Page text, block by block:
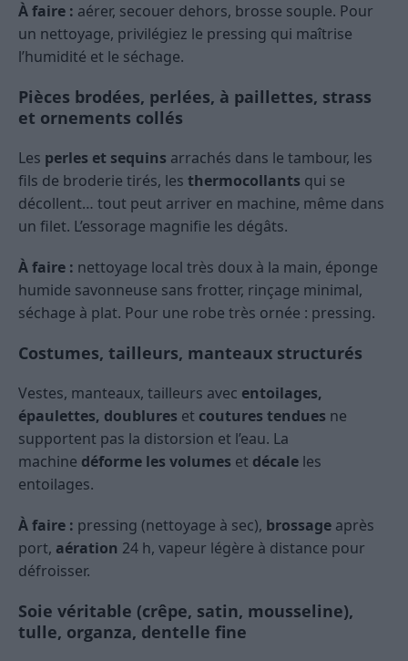
À faire : aérer, secouer dehors, brosse souple. Pour
un nettoyage, privilégiez le pressing qui maîtrise
l’humidité et le séchage.
Pièces brodées, perlées, à paillettes, strass
et ornements collés
Les perles et sequins arrachés dans le tambour, les
fils de broderie tirés, les thermocollants qui se
décollent… tout peut arriver en machine, même dans
un filet. L’essorage magnifie les dégâts.
À faire : nettoyage local très doux à la main, éponge
humide savonneuse sans frotter, rinçage minimal,
séchage à plat. Pour une robe très ornée : pressing.
Costumes, tailleurs, manteaux structurés
Vestes, manteaux, tailleurs avec entoilages,
épaulettes, doublures et coutures tendues ne
supportent pas la distorsion et l’eau. La
machine déforme les volumes et décale les
entoilages.
À faire : pressing (nettoyage à sec), brossage après
port, aération 24 h, vapeur légère à distance pour
défroisser.
Soie véritable (crêpe, satin, mousseline),
tulle, organza, dentelle fine